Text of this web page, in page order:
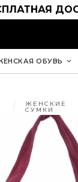
ОБУВЬ
ЖЕНСКИЕ
СУМКИ